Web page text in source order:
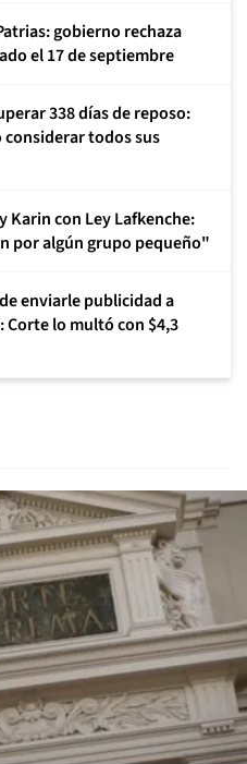
gobierno rechaza
el 17 de septiembre
338 días de reposo:
todos sus
Karin con Ley Lafkenche:
por algún grupo pequeño"
enviarle publicidad a
lo multó con $4,3